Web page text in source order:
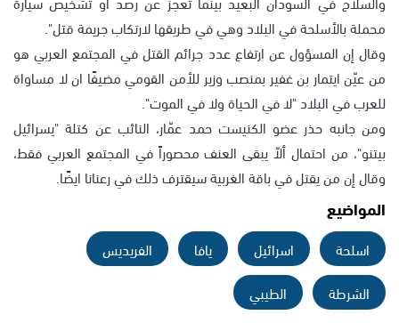
محملة بالأسلحة في البلاد وهي في طريقها لارتكاب جريمة قتل".
وقال إن المسؤول عن ارتفاع عدد جرائم القتل في المجتمع العربي هو
من عيّن ايتمار بن غفير بمنصب وزير للأمن القومي مضيفًا ان لا مساواة
للعرب في البلاد "لا في الحياة ولا في الموت".
ومن جانبه حذر عضو الكنيست حمد عمّار، النائب عن كتلة "يسرائيل
بيتنو"، من احتمال ألاّ يبقى العنف محصوراً في المجتمع العربي فقط،
وقال إن من يقتل في باقة الغربية سيقترف ذلك في رعنانا ايضًا.
المواضيع
اسلحة اسرائيل يافا
الفريديس
الشرطة
الطيبي